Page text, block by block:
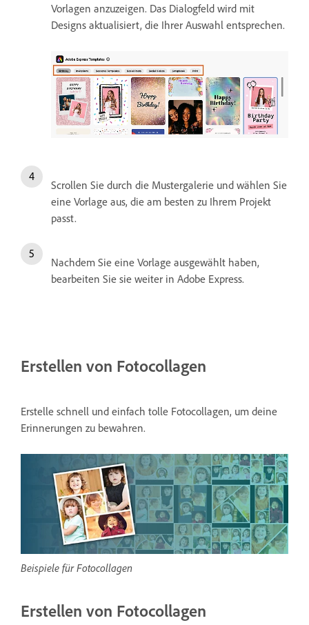
Vorlagen anzuzeigen. Das Dialogfeld wird mit
Designs aktualisiert, die Ihrer Auswahl entsprechen.
Scrollen Sie durch die Mustergalerie und wählen Sie
eine Vorlage aus, die am besten zu Ihrem Projekt
passt.
Nachdem Sie eine Vorlage ausgewählt haben,
bearbeiten Sie sie weiter in Adobe Express.
Erstellen von Fotocollagen
Erstelle schnell und einfach tolle Fotocollagen, um deine
Erinnerungen zu bewahren.
Beispiele für Fotocollagen
Erstellen von Fotocollagen